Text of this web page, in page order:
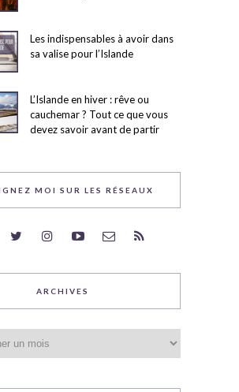
Les indispensables à avoir dans
sa valise pour l’Islande
L’Islande en hiver : rêve ou
cauchemar ? Tout ce que vous
devez savoir avant de partir
MOI SUR LES RÉSEAUX
ARCHIVES